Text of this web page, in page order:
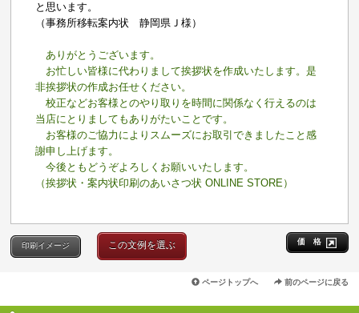
と思います。
（事務所移転案内状 静岡県Ｊ様）
ありがとうございます。
お忙しい皆様に代わりまして挨拶状を作成いたします。是
非挨拶状の作成お任せください。
校正などお客様とのやり取りを時間に関係なく行えるのは
当店にとりましてもありがたいことです。
お客様のご協力によりスムーズにお取引できましたこと感
謝申し上げます。
今後ともどうぞよろしくお願いいたします。
（挨拶状・案内状印刷のあいさつ状 ONLINE STORE）
価 格
印刷イメージ この文例を選ぶ
ページトップへ 前のページに戻る